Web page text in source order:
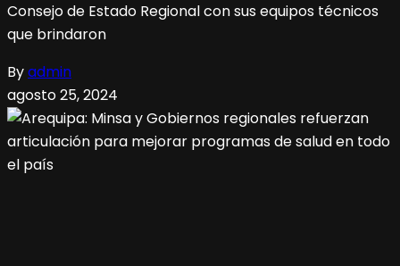
Consejo de Estado Regional con sus equipos técnicos
que brindaron
Byadmin
agosto 25, 2024